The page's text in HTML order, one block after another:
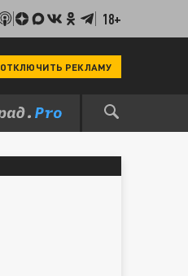
18+
ОТКЛЮЧИТЬ РЕКЛАМУ